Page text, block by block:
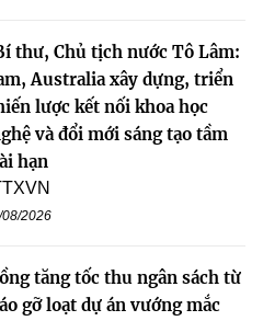
thư, Chủ tịch nước Tô Lâm:
Australia xây dựng, triển
lược kết nối khoa học
và đổi mới sáng tạo tầm
hạn
2026
tăng tốc thu ngân sách từ
gỡ loạt dự án vướng mắc